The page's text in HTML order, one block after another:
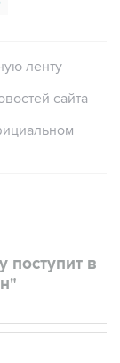
ленту
сайта
поступит в